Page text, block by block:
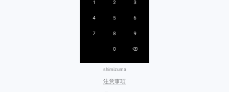
shimizuma
注意事項